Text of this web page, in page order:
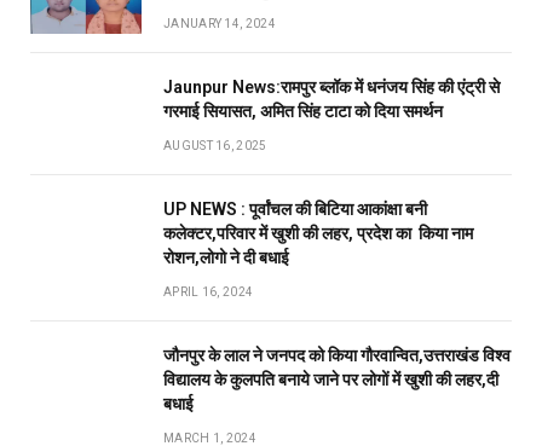
JANUARY 14, 2024
Jaunpur News:रामपुर ब्लॉक में धनंजय सिंह की एंट्री से
गरमाई सियासत, अमित सिंह टाटा को दिया समर्थन
AUGUST 16, 2025
UP NEWS : पूर्वांचल की बिटिया आकांक्षा बनी
कलेक्टर,परिवार में खुशी की लहर, प्रदेश का किया नाम
रोशन,लोगो ने दी बधाई
APRIL 16, 2024
जौनपुर के लाल ने जनपद को किया गौरवान्वित,उत्तराखंड विश्व
विद्यालय के कुलपति बनाये जाने पर लोगों में खुशी की लहर,दी
बधाई
MARCH 1, 2024